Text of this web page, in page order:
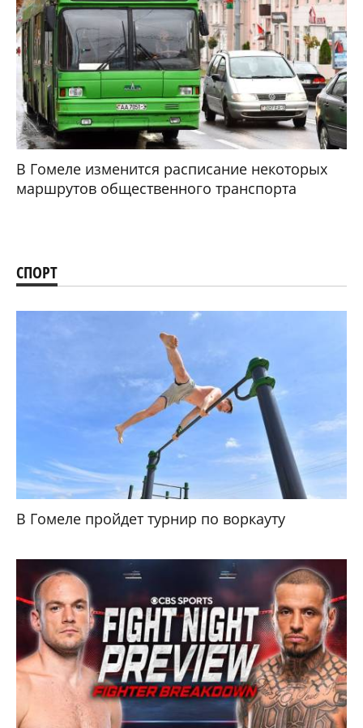
В Гомеле изменится расписание некоторых
маршрутов общественного транспорта
СПОРТ
В Гомеле пройдет турнир по воркауту